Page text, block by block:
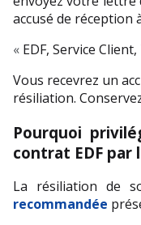
accusé de réception
« EDF, Service
Vous recevrez un
résiliation.
Pourquoi
contrat EDF
La résiliation de
recommandée